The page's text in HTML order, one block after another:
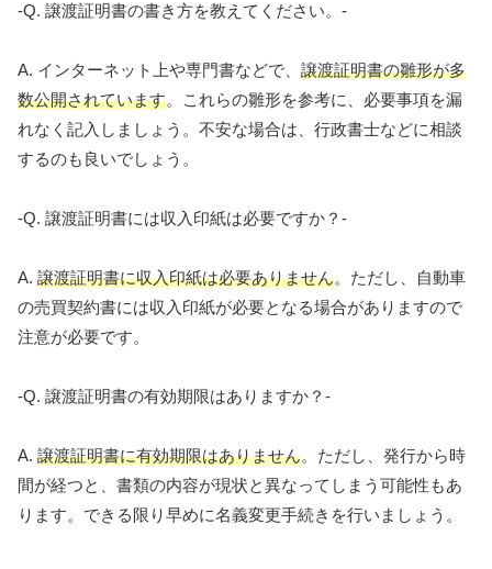
-Q. 譲渡証明書の書き方を教えてください。-
A. インターネット上や専門書などで、 譲渡証明書の雛形が多
数公開されています。これらの雛形を参考に、必要事項を漏
れなく記入しましょう。不安な場合は、行政書士などに相談
するのも良いでしょう。
-Q. 譲渡証明書には収入印紙は必要ですか？-
A. 譲渡証明書に収入印紙は必要ありません。ただし、自動車
の売買契約書には収入印紙が必要となる場合がありますので
注意が必要です。
-Q. 譲渡証明書の有効期限はありますか？-
A. 譲渡証明書に有効期限はありません。ただし、発行から時
間が経つと、書類の内容が現状と異なってしまう可能性もあ
ります。できる限り早めに名義変更手続きを行いましょう。